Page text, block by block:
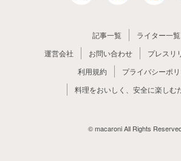
記事一覧
ライター一覧
運営会社
お問い合わせ
プレスリ
利用規約
プライバシーポ
料理をおいしく、安全に楽しむ
© macaroni All Rights